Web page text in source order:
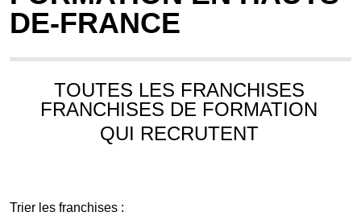
DE-FRANCE
TOUTES LES FRANCHISES
FRANCHISES DE FORMATION
QUI RECRUTENT
Trier les franchises :